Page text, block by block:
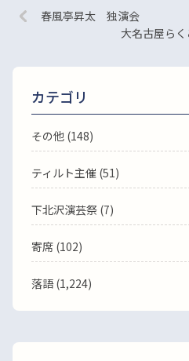
春風亭昇太 独演会
大名古屋らく
カテゴリ
その他 (148)
ティルト主催 (51)
下北沢演芸祭 (7)
寄席 (102)
落語(1,224)